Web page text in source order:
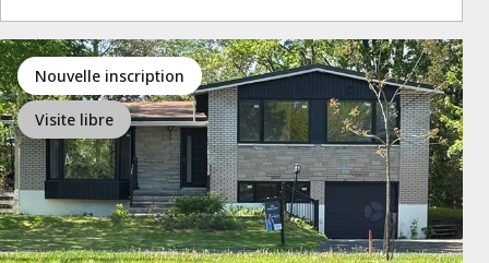
Nouvelle inscription
Visite libre